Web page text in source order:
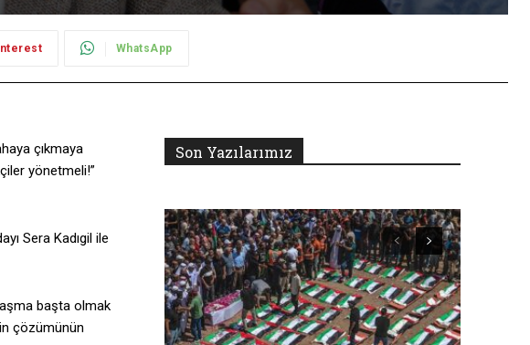
WhatsApp
çıkmaya
yönetmeli!”
Sera Kadıgil ile
başta olmak
çözümünün
Son Yazılarımız